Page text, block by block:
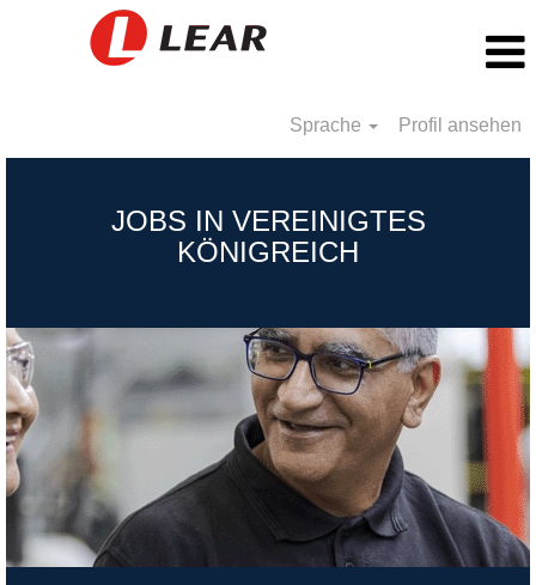
Sprache Profil ansehen
JOBS IN VEREINIGTES
KÖNIGREICH